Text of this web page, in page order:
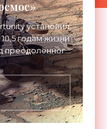
установил
годам жизни
преодоленного
транспортных